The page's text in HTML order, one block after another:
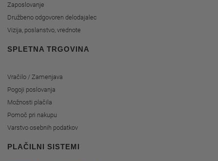
Zaposlovanje
Družbeno odgovoren delodajalec
Vizija, poslanstvo, vrednote
SPLETNA TRGOVINA
Vračilo / Zamenjava
Pogoji poslovanja
Možnosti plačila
Pomoč pri nakupu
Varstvo osebnih podatkov
PLAČILNI SISTEMI